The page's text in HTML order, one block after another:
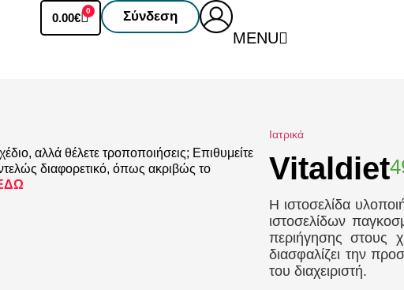
0.00€ 0 Σύνδεση
MENU
αλλά θέλετε τροποποιήσεις; Επιθυμείτε
διαφορετικό, όπως ακριβώς το
Ιατρικά
Vitaldiet
Η ιστοσελίδα
ιστοσελίδων
περιήγησης στους
διασφαλίζει την
του διαχειριστή.